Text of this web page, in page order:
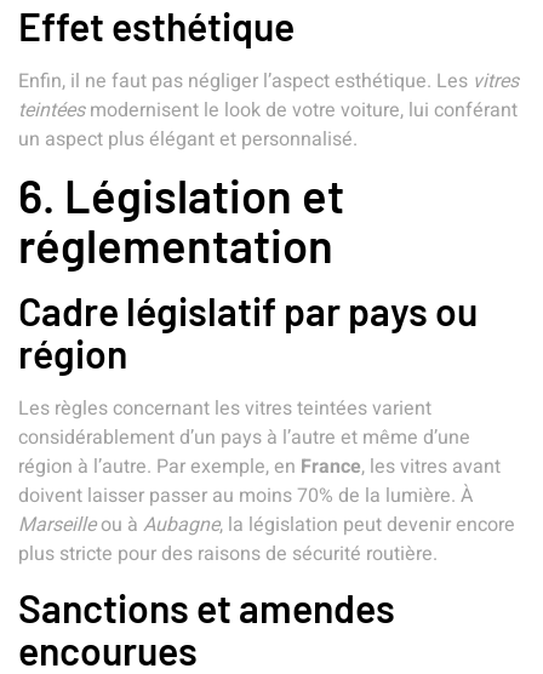
Effet esthétique
Enfin, il ne faut pas négliger l’aspect esthétique. Les vitres
teintéesmodernisent le look de votre voiture, lui conférant
un aspect plus élégant et personnalisé.
6. Législation et
réglementation
Cadre législatif par pays ou
région
Les règles concernant les vitres teintées varient
considérablement d’un pays à l’autre et même d’une
région à l’autre. Par exemple, en France, les vitres avant
doivent laisser passer au moins 70% de la lumière. À
Marseilleou à Aubagne, la législation peut devenir encore
plus stricte pour des raisons de sécurité routière.
Sanctions et amendes
encourues